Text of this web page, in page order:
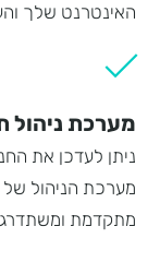
האינטרנט שלך
מערכת ניהול
ניתן לעדכן את החנות 24/7 באופן עצמאי
מערכת הניהול של
מתקדמת